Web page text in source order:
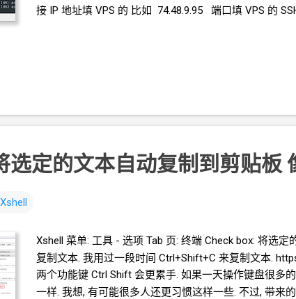
接 IP 地址填 VPS 的 比如 74.48.9.95 端口填 VPS 的
浏览器 Edge Chrome Firefox 中禁用 快捷键
选定的文本自动复制到剪贴板
Xshell
Xshell 菜单: 工具 - 选项 Tab 页: 终端 Check box: 将选定
复制文本. 我用过一段时间 Ctrl+Shift+C 来复制文本.
两个功能键 Ctrl Shift 会更累手. 如果一天操作键盘很多
一样. 我想, 有可能很多人还更习惯这样一些. 不过, 带来